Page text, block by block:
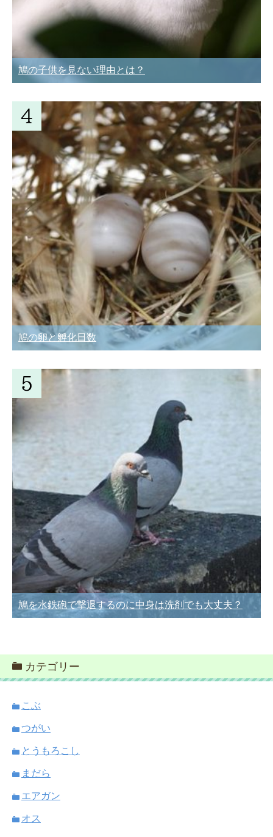
鳩の子供を見ない理由とは？
鳩の卵と孵化日数
鳩を水鉄砲で撃退するのに中身は洗剤でも大丈夫？
カテゴリー
こぶ
つがい
とうもろこし
まだら
エアガン
オス